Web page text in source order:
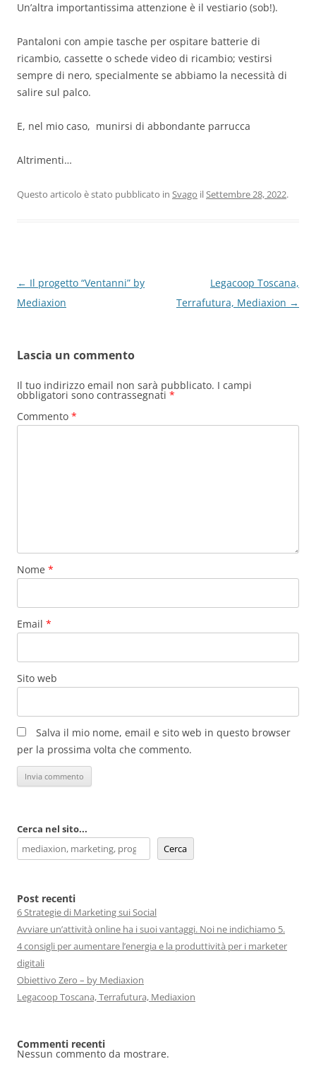
Un’altra importantissima attenzione è il vestiario (sob!).
Pantaloni con ampie tasche per ospitare batterie di
ricambio, cassette o schede video di ricambio; vestirsi
sempre di nero, specialmente se abbiamo la necessità di
salire sul palco.
E, nel mio caso, munirsi di abbondante parrucca
Altrimenti…
Questo articolo è stato pubblicato in Svago ilSettembre 28, 2022.
Navigazione
articolo
← Il progetto “Ventanni” by
Mediaxion
Legacoop Toscana,
Terrafutura, Mediaxion →
Lascia un commento
Il tuo indirizzo email non sarà pubblicato. I campi
obbligatori sono contrassegnati *
Commento *
Nome *
Email *
Sito web
Salva il mio nome, email e sito web in questo browser
per la prossima volta che commento.
Cerca nel sito...
Cerca
Post recenti
6 Strategie di Marketing sui Social
Avviare un’attività online ha i suoi vantaggi. Noi ne indichiamo 5.
4 consigli per aumentare l’energia e la produttività per i marketer
digitali
Obiettivo Zero – by Mediaxion
Legacoop Toscana, Terrafutura, Mediaxion
Commenti recenti
Nessun commento da mostrare.